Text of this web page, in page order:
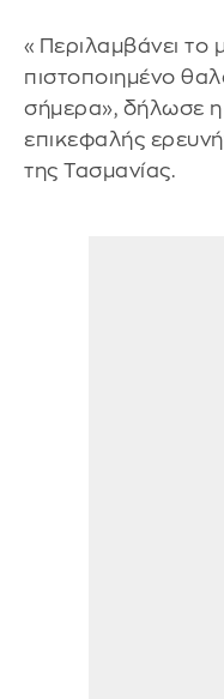
«Περιλαμβάνει το
πιστοποιημένο
σήμερα», δήλωσε
επικεφαλής
της Τασμανίας.